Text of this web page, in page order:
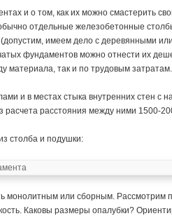
и о том, как их можно смастерить
отдельные железобетонные
(допустим, имеем дело с деревянными
фундаментов можно отнести их
материала, так и по трудовым затратам.
и в местах стыка внутренних стен с
расчета расстояния между ними 1500-
столба и подушки:
монолитным или сборным. Рассмотрим
Каковы размеры опалубки?